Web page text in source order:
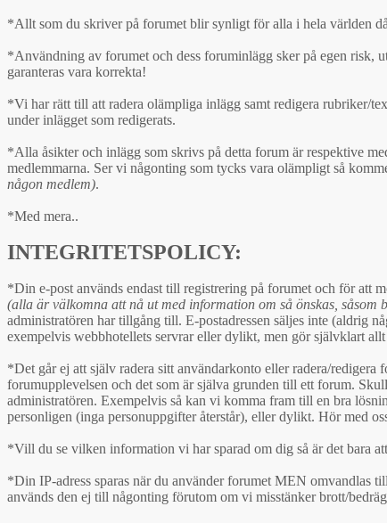
*Allt som du skriver på forumet blir synligt för alla i hela världen
*Användning av forumet och dess foruminlägg sker på egen risk,
garanteras vara korrekta!
*Vi har rätt till att radera olämpliga inlägg samt redigera rubriker/
under inlägget som redigerats.
*Alla åsikter och inlägg som skrivs på detta forum är respektive
medlemmarna. Ser vi någonting som tycks vara olämpligt så
någon medlem).
*Med mera..
INTEGRITETSPOLICY:
*Din e-post används endast till registrering på forumet och för att
(alla är välkomna att nå ut med information om så önskas,
administratören har tillgång till. E-postadressen säljes inte (aldrig
exempelvis webbhotellets servrar eller dylikt, men gör självklart
*Det går ej att själv radera sitt användarkonto eller radera/
forumupplevelsen och det som är själva grunden till ett forum.
administratören. Exempelvis så kan vi komma fram till en bra
personligen (inga personuppgifter återstår), eller dylikt. Hör med
*Vill du se vilken information vi har sparad om dig så är det bara
*Din IP-adress sparas när du använder forumet MEN omvandlas
används den ej till någonting förutom om vi misstänker brott/